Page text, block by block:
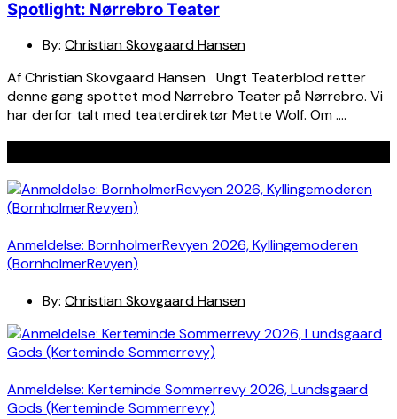
Spotlight: Nørrebro Teater
By: Christian Skovgaard Hansen
Af Christian Skovgaard Hansen Ungt Teaterblod retter
denne gang spottet mod Nørrebro Teater på Nørrebro. Vi
har derfor talt med teaterdirektør Mette Wolf. Om ….
Anmeldelse: BornholmerRevyen 2026, Kyllingemoderen
(BornholmerRevyen)
By: Christian Skovgaard Hansen
Anmeldelse: Kerteminde Sommerrevy 2026, Lundsgaard
Gods (Kerteminde Sommerrevy)